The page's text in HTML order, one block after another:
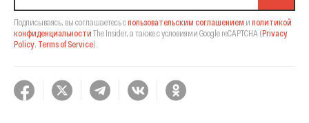
Подписываясь, вы соглашаетесь спользовательским соглашением и политикой
конфиденциальности The Insider, а также с условиями Google reCAPTCHA (Privacy
Policy, Terms of Service).